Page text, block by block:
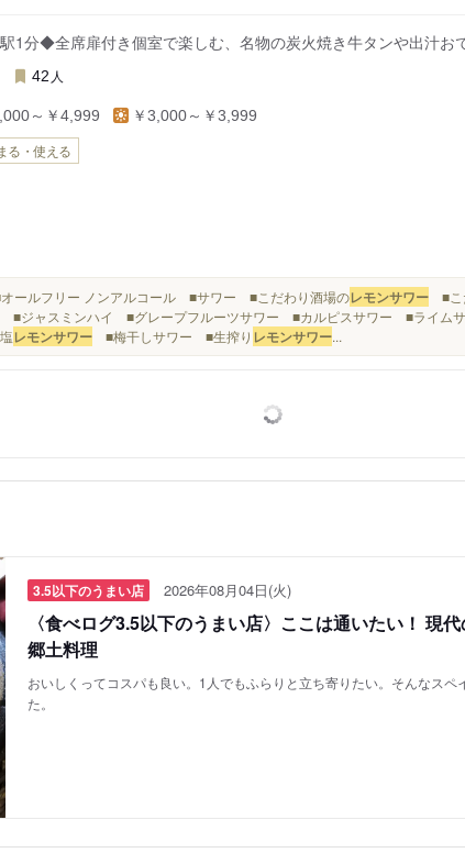
1分◆全席扉付き個室で楽しむ、名物の炭火焼き牛タンや出汁
42 人
～￥4,999 ￥3,000～￥3,999
る・使える
ールフリー ノンアルコール ■サワー ■こだわり酒場のレモンサワー ■こ
ャスミンハイ ■グレープフルーツサワー ■カルピスサワー ■ライム
レモンサワー ■梅干しサワー ■生搾り レモンサワー...
3.5以下のうまい店 2026年08月04日(火)
〈食べログ3.5以下のうまい店〉ここは通いたい！ 現
郷土料理
おいしくってコスパも良い。1人でもふらりと立ち寄りたい。そんなスペ
た。